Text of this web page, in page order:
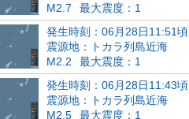
M2.7
最大震度：1
発生時刻：06月28日11:51頃
震源地：トカラ列島近海
M2.2
最大震度：1
発生時刻：06月28日11:43頃
震源地：トカラ列島近海
M2.5
最大震度：1